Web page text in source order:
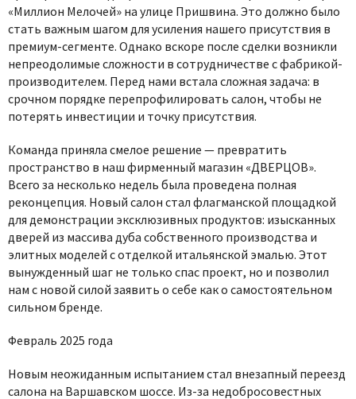
«Миллион Мелочей» на улице Пришвина. Это должно было
стать важным шагом для усиления нашего присутствия в
премиум-сегменте. Однако вскоре после сделки возникли
непреодолимые сложности в сотрудничестве с фабрикой-
производителем. Перед нами встала сложная задача: в
срочном порядке перепрофилировать салон, чтобы не
потерять инвестиции и точку присутствия.
Команда приняла смелое решение — превратить
пространство в наш фирменный магазин «ДВЕРЦОВ».
Всего за несколько недель была проведена полная
реконцепция. Новый салон стал флагманской площадкой
для демонстрации эксклюзивных продуктов: изысканных
дверей из массива дуба собственного производства и
элитных моделей с отделкой итальянской эмалью. Этот
вынужденный шаг не только спас проект, но и позволил
нам с новой силой заявить о себе как о самостоятельном
сильном бренде.
Февраль 2025 года
Новым неожиданным испытанием стал внезапный переезд
салона на Варшавском шоссе. Из-за недобросовестных